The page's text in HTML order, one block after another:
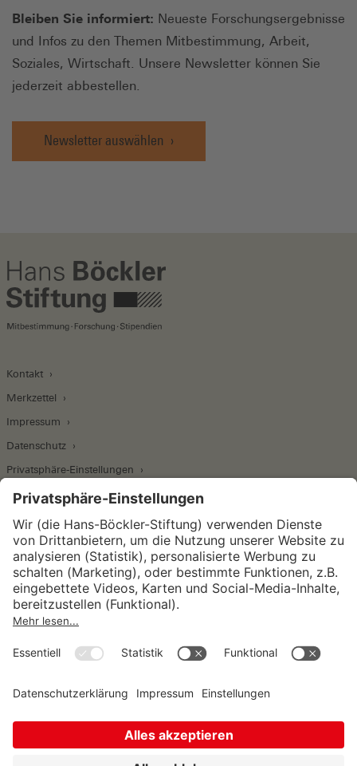
Bleiben Sie informiert: Neueste Forschungsergebnisse
und Infos zu den Themen Mitbestimmung, Arbeit,
Soziales, Wirtschaft. Unsere Newsletter können Sie
jederzeit abbestellen.
Newsletter auswählen
Kontakt
Merkzettel
Impressum
Datenschutz
Privatsphäre-Einstellungen
Wirtschafts- und Sozialwissenschaftliches Institut
Institut für Makroökonomie und
Konjunkturforschung
Unternehmensführung